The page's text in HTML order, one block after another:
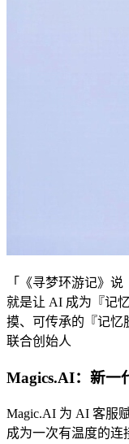
「《寻梦环游记》
就是让 AI 成为『记
摸、可传承的『记忆
联合创始人
Magics.AI：新一
Magic.AI 为 AI 客服
成为一次有温度的连